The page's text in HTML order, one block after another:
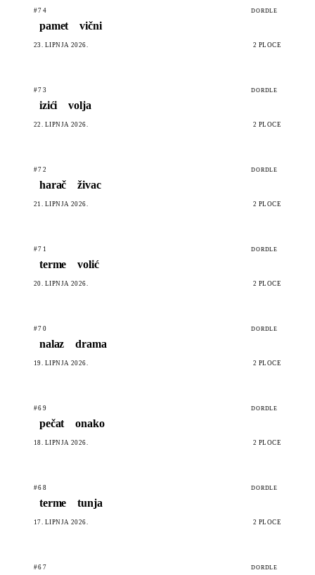
#74 DORDLE
pamet vični
23. LIPNJA 2026. 2 PLOČE
#73 DORDLE
izići volja
22. LIPNJA 2026. 2 PLOČE
#72 DORDLE
harač živac
21. LIPNJA 2026. 2 PLOČE
#71 DORDLE
terme volić
20. LIPNJA 2026. 2 PLOČE
#70 DORDLE
nalaz drama
19. LIPNJA 2026. 2 PLOČE
#69 DORDLE
pečat onako
18. LIPNJA 2026. 2 PLOČE
#68 DORDLE
terme tunja
17. LIPNJA 2026. 2 PLOČE
#67 DORDLE